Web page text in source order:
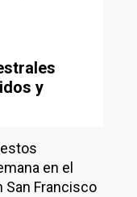
y
en el
San Francisco